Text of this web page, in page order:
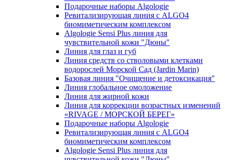
Подарочные наборы Algologie
Ревитализирующая линия с ALGO4
биомиметическим комплексом
Algologie Sensi Plus линия для
чувcтвительной кожи "Дюны"
Линия для глаз и губ
Линия средств со стволовыми клетками
водорослей Морской Сад (Jardin Marin)
Базовая линия "Очищение и детоксикация"
Линия глобальное омоложение
Линия для жирной кожи
Линия для коррекции возрастных изменений
«RIVAGE / МОРСКОЙ БЕРЕГ»
Подарочные наборы Algologie
Ревитализирующая линия с ALGO4
биомиметическим комплексом
Algologie Sensi Plus линия для